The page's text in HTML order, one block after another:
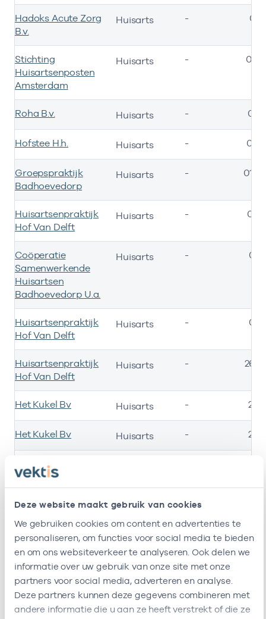
Deze website maakt gebruik van cookies
We gebruiken cookies om content en advertenties te
personaliseren, om functies voor social media te bieden
en om ons websiteverkeer te analyseren. Ook delen we
informatie over uw gebruik van onze site met onze
partners voor social media, adverteren en analyse.
Deze partners kunnen deze gegevens combineren met
andere informatie die u aan ze heeft verstrekt of die ze
Ik ben werkzaam bij de volgende vestigingen
Hadoks Acute Zorg
B.v.
Huisarts - 04-
Stichting
Huisartsenposten
Amsterdam
Huisarts - 01-
Roha B.v. Huisarts - 01-
Hofstee H.h. Huisarts - 01-
Groepspraktijk
Badhoevedorp
Huisarts - 01-
Huisartsenpraktijk
Hof Van Delft
Huisarts - 01-
Coöperatie
Samenwerkende
Huisartsen
Badhoevedorp U.a.
Huisarts - 01-
Huisartsenpraktijk
Hof Van Delft
Huisarts - 01-
Huisartsenpraktijk
Hof Van Delft
Huisarts - 26-
Het Kukel Bv Huisarts - 21-
Het Kukel Bv Huisarts - 21-
Ik heb een arbeidsrelatie met
Naam Rol AGB-code
Zorggroep Eerste
Lijn Chronische
Zorg B.v.
(MTO
getekend)
53530227